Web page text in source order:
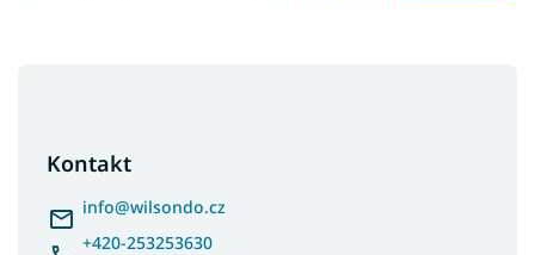
Kontakt
info@wilsondo.cz
+420-253253630